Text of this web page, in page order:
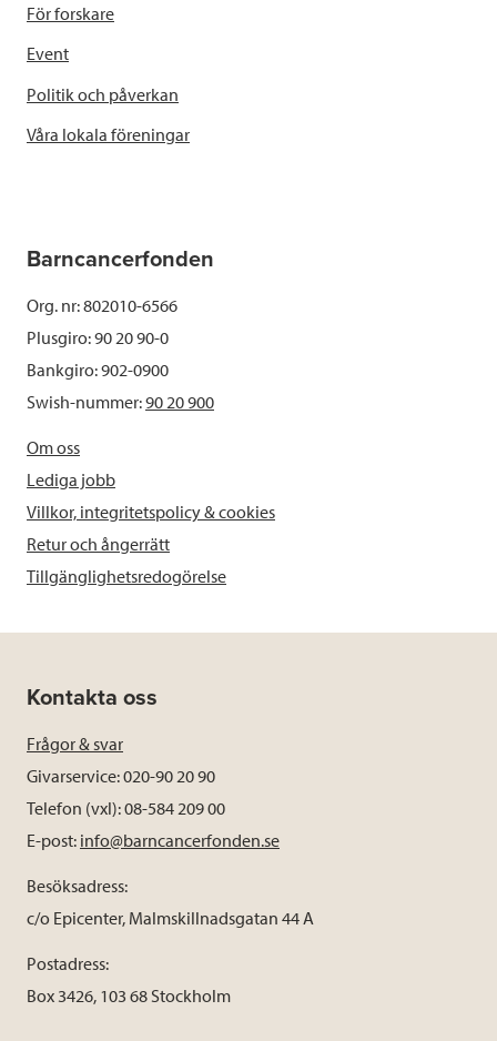
För forskare
Event
Politik och påverkan
Våra lokala föreningar
Barncancerfonden
Org. nr: 802010-6566
Plusgiro: 90 20 90-0
Bankgiro: 902-0900
Swish-nummer:90 20 900
Om oss
Lediga jobb
Villkor, integritetspolicy & cookies
Retur och ångerrätt
Tillgänglighetsredogörelse
Kontakta oss
Frågor & svar
Givarservice: 020-90 20 90
Telefon (vxl): 08-584 209 00
E-post: info@barncancerfonden.se
Besöksadress:
c/o Epicenter, Malmskillnadsgatan 44 A
Postadress:
Box 3426, 103 68 Stockholm